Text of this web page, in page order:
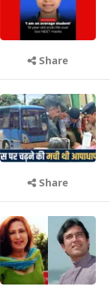
Share
Share